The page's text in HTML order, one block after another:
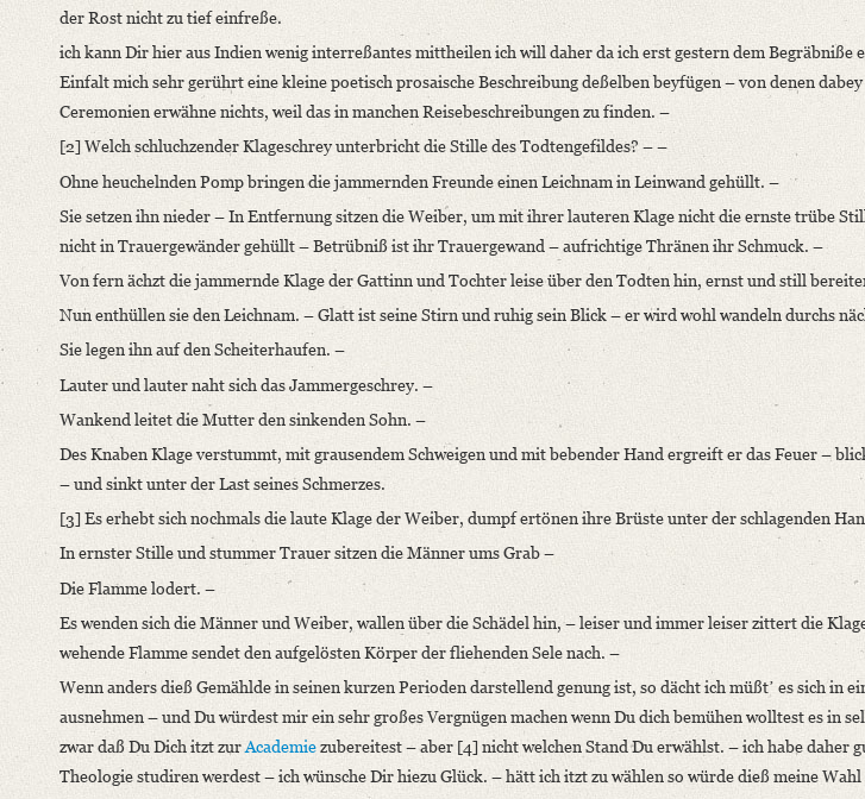
Provider: Dresden, Sächsische Landesbibliothek - Staats- und Universitätsbibliothek
OAI Id: 362895996
Bibliography: Walzel, Oskar: Neue Quellen zur Geschichte der älteren romantischen Schule. In: Zeitschrift für
Incipit: „[1] Fort St. George d. 1. Febr. 84.
Lieber Wilhelm
Für Deinen Brief vom 9 Merz 84, der nach meiner geringen Meinung sehr [...]“
Manuscript
Provider: Dresden, Sächsische Landesbibliothek - Staats- und Universitätsbibliothek
OAI Id: DE-611-36905
Classification Number: Mscr.Dresd.e.90,XIX,Bd.22,Nr.2
Number of Pages: 4 S. auf Doppelbl., hs. m. U.
Format: 11,1 x 9,2 cm
Language
German
der Rost nicht zu tief einfreße.
ich kann Dir hier aus Indien wenig interreßantes mittheilenich will daher da ich erst gestern dem Begräbniße
Einfalt mich sehr gerührt eine kleine poetisch prosaische Beschreibung deßelben beyfügen – von denen
Ceremonien erwähne nichts, weil das in manchen Reisebeschreibungen zu finden. –
[2] Welch schluchzender Klageschrey unterbricht die Stille des Todtengefildes? – –
Ohne heuchelnden Pomp bringen die jammernden Freunde einen Leichnam in Leinwand gehüllt. –
Sie setzen ihn nieder – In Entfernung sitzen die Weiber, um mit ihrer lauteren Klage nicht die ernste trübe
nicht in Trauergewänder gehüllt – Betrübniß ist ihr Trauergewand – aufrichtige Thränen ihr Schmuck. –
Von fern ächzt die jammernde Klage der Gattinn und Tochter leise über den Todten hin, ernst und still
Nun enthüllen sie den Leichnam. – Glatt ist seine Stirn und ruhig sein Blick – er wird wohl wandeln durchs
Sie legen ihn auf den Scheiterhaufen. –
Lauter und lauter naht sich das Jammergeschrey. –
Wankend leitet die Mutter den sinkenden Sohn. –
Des Knaben Klage verstummt, mit grausendem Schweigen und mit bebender Hand ergreift er das Feuer –
– und sinkt unter der Last seines Schmerzes.
[3] Es erhebt sich nochmals die laute Klage der Weiber, dumpf ertönen ihre Brüste unter der schlagenden
In ernster Stille und stummer Trauer sitzen die Männer ums Grab –
Die Flamme lodert. –
Es wenden sich die Männer und Weiber, wallen über die Schädel hin, – leiser und immer leiser zittert die
wehende Flamme sendet den aufgelösten Körper der fliehenden Sele nach. –
Wenn anders dieß Gemählde in seinen kurzen Perioden darstellend genung ist, so dächt ich müßtʼ es sich in
ausnehmen – und Du würdest mir ein sehr großes Vergnügen machen wenn Du dich bemühen wolltest es in
zwar daß Du Dich itzt zurAcademiezubereitest – aber [4] nicht welchen Stand Du erwählst. – ich habe daher
Theologie studiren werdest – ich wünsche Dir hiezu Glück. – hätt ich itzt zu wählen so würde dieß meine Wahl